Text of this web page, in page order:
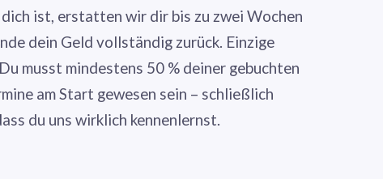
ist, erstatten wir dir bis zu zwei Wochen
dein Geld vollständig zurück. Einzige
musst mindestens 50 % deiner gebuchten
am Start gewesen sein – schließlich
du uns wirklich kennenlernst.